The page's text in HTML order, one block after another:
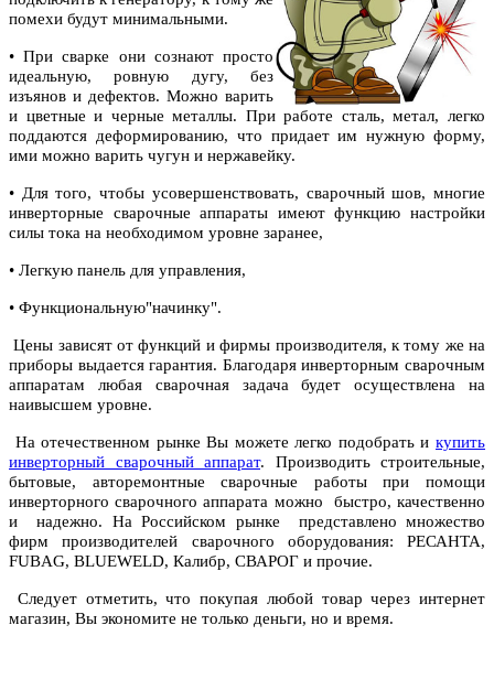
помехи будут минимальными.
• При сварке они сознают просто
идеальную, ровную дугу, без
изъянов и дефектов. Можно варить
и цветные и черные металлы. При работе сталь, метал, легко
поддаются деформированию, что придает им нужную форму,
ими можно варить чугун и нержавейку.
• Для того, чтобы усовершенствовать, сварочный шов, многие
инверторные сварочные аппараты имеют функцию настройки
силы тока на необходимом уровне заранее,
• Легкую панель для управления,
• Функциональную"начинку".
Цены зависят от функций и фирмы производителя, к тому же на
приборы выдается гарантия. Благодаря инверторным сварочным
аппаратам любая сварочная задача будет осуществлена на
наивысшем уровне.
На отечественном рынке Вы можете легко подобрать и купить
инверторный сварочный аппарат. Производить строительные,
бытовые, авторемонтные сварочные работы при помощи
инверторного сварочного аппарата можно быстро, качественно
и надежно. На Российском рынке представлено множество
фирм производителей сварочного оборудования: РЕСАНТА,
FUBAG, BLUEWELD, Калибр, СВАРОГ и прочие.
Следует отметить, что покупая любой товар через интернет
магазин, Вы экономите не только деньги, но и время.